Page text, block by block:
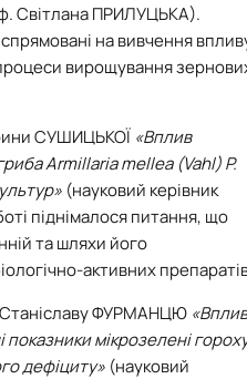
Світлана ПРИЛУЦЬКА).
на вивчення
вирощування
СУШИЦЬКОЇ «Вплив
Armillaria mellea (Vahl) P.
(науковий керівник
піднімалося питання, що
та шляхи його
активних
Станіславу ФУРМАНЦЮ «Вплив
мікрозелені
дефіциту» (науковий